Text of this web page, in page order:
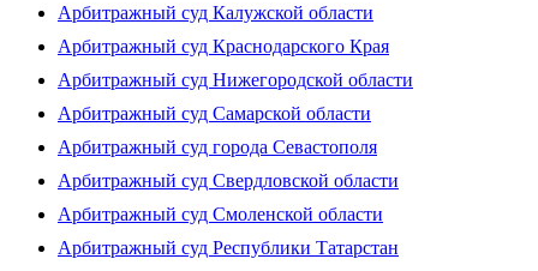
Арбитражный суд Калужской области
Арбитражный суд Краснодарского Края
Арбитражный суд Нижегородской области
Арбитражный суд Самарской области
Арбитражный суд города Севастополя
Арбитражный суд Свердловской области
Арбитражный суд Смоленской области
Арбитражный суд Республики Татарстан